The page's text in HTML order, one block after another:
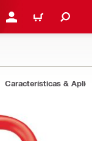
ENTRAR OU REGISTAR
CARRINHO
Características &